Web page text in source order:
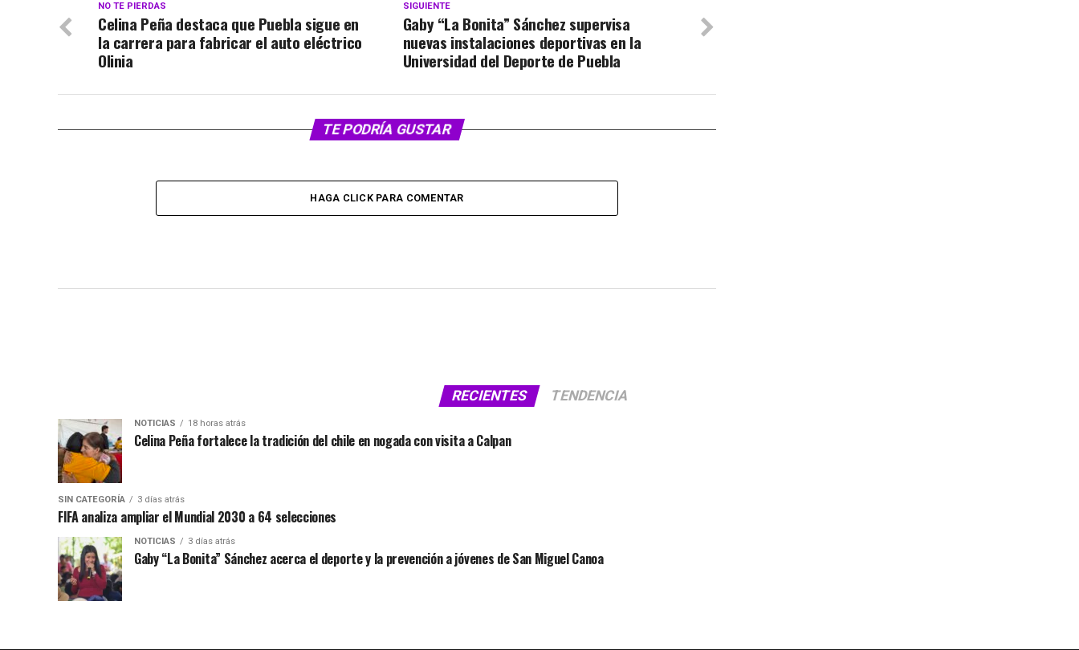
SIGUIENTE
Gaby “La Bonita” Sánchez supervisa
nuevas instalaciones deportivas en la
Universidad del Deporte de Puebla
NO TE PIERDAS
Celina Peña destaca que Puebla sigue en
la carrera para fabricar el auto eléctrico
Olinia
TE PODRÍA GUSTAR
HAGA CLICK PARA COMENTAR
RECIENTES TENDENCIA
NOTICIAS 18 horas atrás
Celina Peña fortalece la tradición del chile en nogada con visita a Calpan
SIN CATEGORÍA 3 días atrás
FIFA analiza ampliar el Mundial 2030 a 64 selecciones
NOTICIAS 3 días atrás
Gaby “La Bonita” Sánchez acerca el deporte y la prevención a jóvenes de San Miguel Canoa